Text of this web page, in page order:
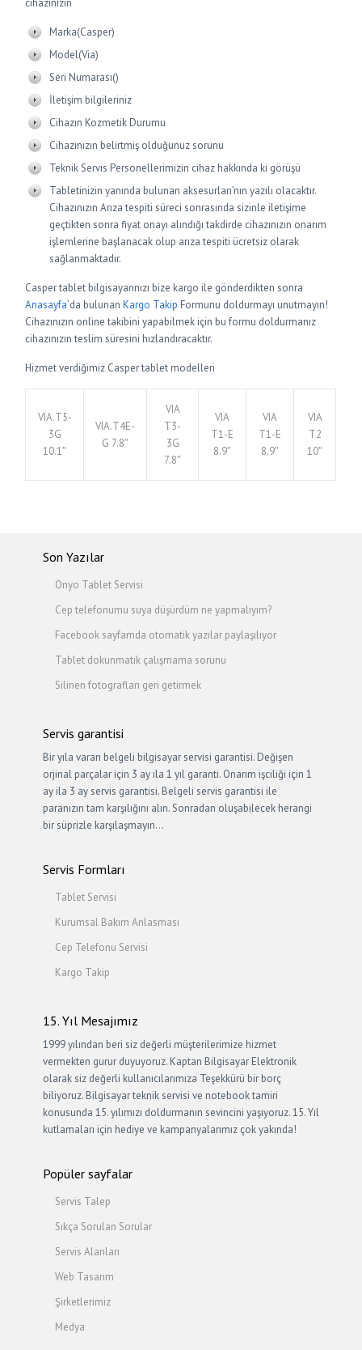
cihazınızın
Marka(Casper)
Model(Via)
Seri Numarası()
İletişim bilgileriniz
Cihazın Kozmetik Durumu
Cihazınızın belirtmiş olduğunuz sorunu
Teknik Servis Personellerimizin cihaz hakkında ki görüşü
Tabletinizin yanında bulunan aksesurları’nın yazılı olacaktır.
Cihazınızın Arıza tespiti süreci sonrasında sizinle iletişime
geçtikten sonra fiyat onayı alındığı takdirde cihazınızın onarım
işlemlerine başlanacak olup arıza tespiti ücretsiz olarak
sağlanmaktadır.
Casper tablet bilgisayarınızı bize kargo ile gönderdikten sonra
Anasayfa’da bulunanKargo Takip Formunu doldurmayı unutmayın!
Cihazınızın online takibini yapabilmek için bu formu doldurmanız
cihazınızın teslim süresini hızlandıracaktır.
Hizmet verdiğimiz Casper tablet modelleri
VIA.T5-
3G
10.1″
VIA.T4E-
G 7.8″
VIA
T3-
3G
7.8″
VIA
T1-E
8.9″
VIA
T1-E
8.9″
VIA
T2
10″
Son Yazılar
Onyo Tablet Servisi
Cep telefonumu suya düşürdüm ne yapmalıyım?
Facebook sayfamda otomatik yazılar paylaşılıyor
Tablet dokunmatik çalışmama sorunu
Silinen fotografları geri getirmek
Servis garantisi
Bir yıla varan belgeli bilgisayar servisi garantisi. Değişen
orjinal parçalar için 3 ay ila 1 yıl garanti. Onarım işciliği için 1
ay ila 3 ay servis garantisi. Belgeli servis garantisi ile
paranızın tam karşılığını alın. Sonradan oluşabilecek herangi
bir süprizle karşılaşmayın…
Servis Formları
Tablet Servisi
Kurumsal Bakım Anlasması
Cep Telefonu Servisi
Kargo Takip
15. Yıl Mesajımız
1999 yılından beri siz değerli müşterilerimize hizmet
vermekten gurur duyuyoruz. Kaptan Bilgisayar Elektronik
olarak siz değerli kullanıcılarımıza Teşekkürü bir borç
biliyoruz. Bilgisayar teknik servisi ve notebook tamiri
konusunda 15. yılımızı doldurmanın sevincini yaşıyoruz. 15. Yıl
kutlamaları için hediye ve kampanyalarımız çok yakında!
Popüler sayfalar
Servis Talep
Sıkça Sorulan Sorular
Servis Alanları
Web Tasarım
Şirketlerimiz
Medya